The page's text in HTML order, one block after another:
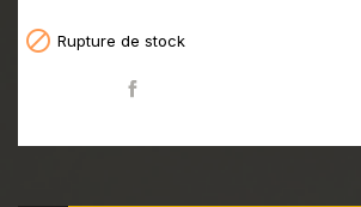
 Rupture de stock